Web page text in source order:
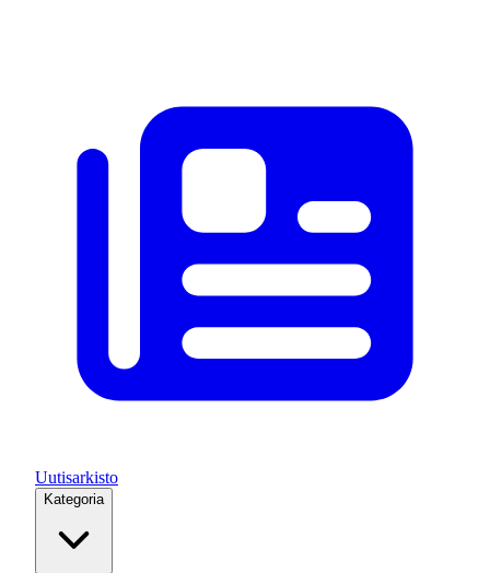
Uutisarkisto
Kategoria